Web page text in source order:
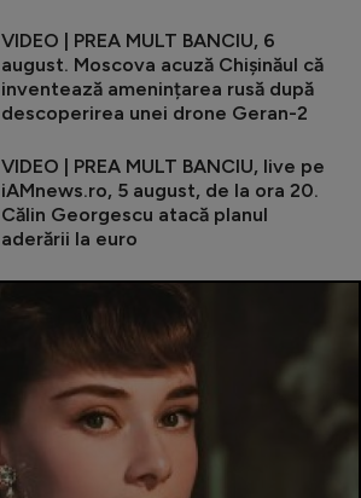
VIDEO | PREA MULT BANCIU, 6
august. Moscova acuză Chișinăul că
inventează amenințarea rusă după
descoperirea unei drone Geran-2
VIDEO | PREA MULT BANCIU, live pe
iAMnews.ro, 5 august, de la ora 20.
Călin Georgescu atacă planul
aderării la euro